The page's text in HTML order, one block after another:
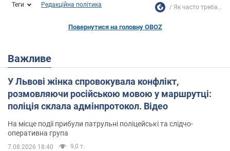
Теги Редакційна політика Як часто треба...
Повернутися на головну OBOZ
Важливе
У Львові жінка спровокувала конфлікт,
розмовляючи російською мовою у маршрутці:
поліція склала адмінпротокол. Відео
На місце події прибули патрульні поліцейські та слідчо-
оперативна група
7.08.2026 18:40 9,0 т.